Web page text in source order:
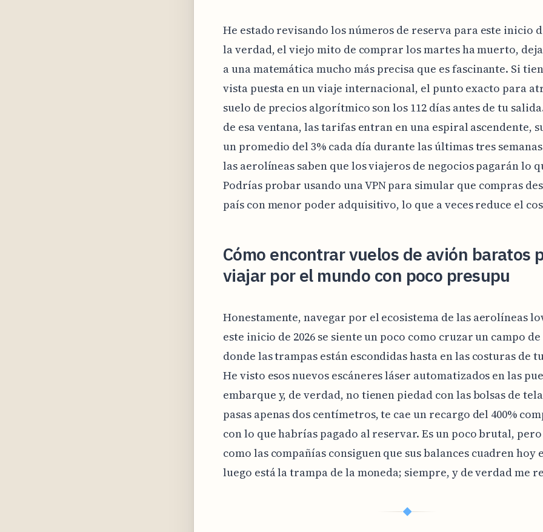
He estado revisando los números de reserva para este inicio
la verdad, el viejo mito de comprar los martes ha muerto,
a una matemática mucho más precisa que es fascinante. Si
vista puesta en un viaje internacional, el punto exacto para
suelo de precios algorítmico son los 112 días antes de tu
de esa ventana, las tarifas entran en una espiral ascendente,
un promedio del 3% cada día durante las últimas tres
las aerolíneas saben que los viajeros de negocios pagarán lo
Podrías probar usando una VPN para simular que compras
país con menor poder adquisitivo, lo que a veces reduce el
Cómo encontrar vuelos de avión baratos
viajar por el mundo con poco presupu
Honestamente, navegar por el ecosistema de las aerolíneas
este inicio de 2026 se siente un poco como cruzar un campo
donde las trampas están escondidas hasta en las costuras de
He visto esos nuevos escáneres láser automatizados en las
embarque y, de verdad, no tienen piedad con las bolsas de
pasas apenas dos centímetros, te cae un recargo del 400%
con lo que habrías pagado al reservar. Es un poco brutal, pero
como las compañías consiguen que sus balances cuadren hoy
luego está la trampa de la moneda; siempre, y de verdad me
◆